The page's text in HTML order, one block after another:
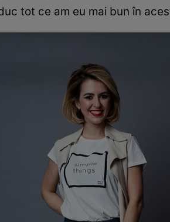
tot ce am eu mai bun în